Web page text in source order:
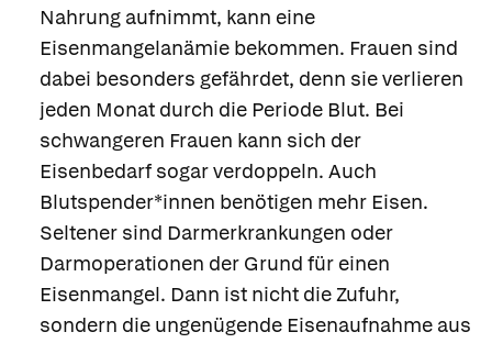
Nahrung aufnimmt, kann eine
Eisenmangelanämie bekommen. Frauen sind
dabei besonders gefährdet, denn sie verlieren
jeden Monat durch die Periode Blut. Bei
schwangeren Frauen kann sich der
Eisenbedarf sogar verdoppeln. Auch
Blutspender*innen benötigen mehr Eisen.
Seltener sind Darmerkrankungen oder
Darmoperationen der Grund für einen
Eisenmangel. Dann ist nicht die Zufuhr,
sondern die ungenügende Eisenaufnahme aus